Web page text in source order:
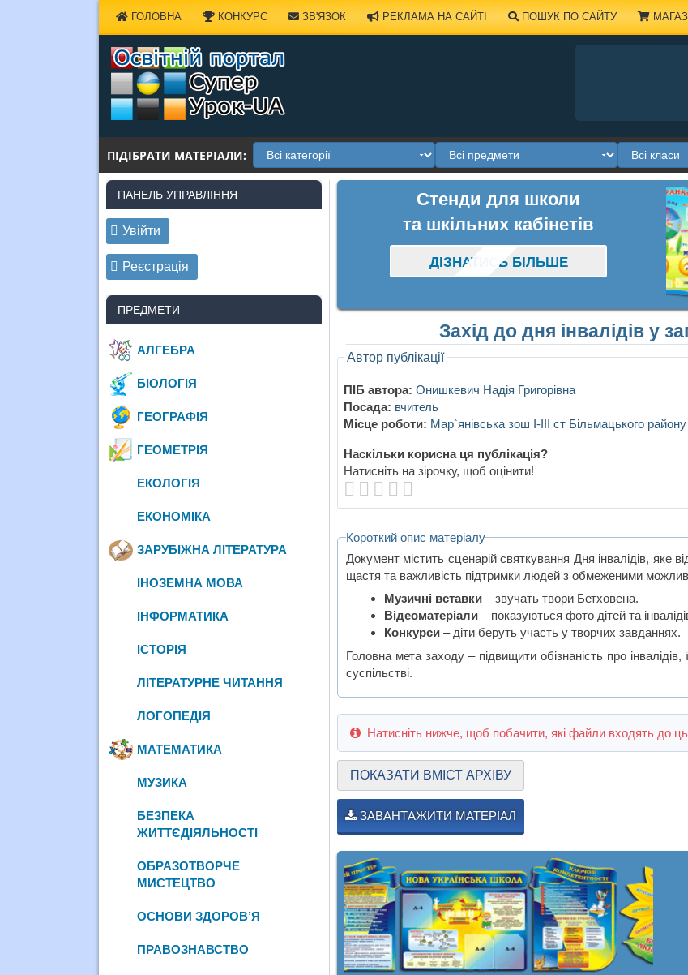
ГОЛОВНА КОНКУРС ЗВ'ЯЗОК РЕКЛАМА НА САЙТІ ПОШУК ПО САЙТУ
ПІДІБРАТИ МАТЕРІАЛИ:
Стенди для школи
та шкільних кабінетів
ДІЗНАТИСЬ БІЛЬШЕ
Захід до дня інвалідів у
Автор публікації
ПІБ автора: Онишкевич Надія Григорівна
Посада: вчитель
Місце роботи: Мар`янівська зош I-III ст Більмацького району
Наскільки корисна ця публікація?
Натисніть на зірочку, щоб оцінити!
Короткий опис матеріалу
Документ містить сценарій святкування Дня інвалідів, яке
щастя та важливість підтримки людей з обмеженими
Музичні вставки – звучать твори Бетховена.
Відеоматеріали – показуються фото дітей та
Конкурси – діти беруть участь у творчих завданнях.
Головна мета заходу – підвищити обізнаність про
суспільстві.
Натисніть нижче, щоб побачити, які файли входять до
ПОКАЗАТИ ВМІСТ АРХІВУ
ЗАВАНТАЖИТИ МАТЕРІАЛ
ПАНЕЛЬ УПРАВЛІННЯ
Увійти
Реєстрація
ПРЕДМЕТИ
АЛГЕБРА
БІОЛОГІЯ
ГЕОГРАФІЯ
ГЕОМЕТРІЯ
ЕКОЛОГІЯ
ЕКОНОМІКА
ЗАРУБІЖНА ЛІТЕРАТУРА
ІНОЗЕМНА МОВА
ІНФОРМАТИКА
ІСТОРІЯ
ЛІТЕРАТУРНЕ ЧИТАННЯ
ЛОГОПЕДІЯ
МАТЕМАТИКА
МУЗИКА
БЕЗПЕКА
ЖИТТЄДІЯЛЬНОСТІ
ОБРАЗОТВОРЧЕ
МИСТЕЦТВО
ОСНОВИ ЗДОРОВ’Я
ПРАВОЗНАВСТВО